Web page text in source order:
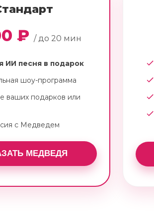
₽ / до 20 мин
ИИ песня в подарок
шоу-программа
ваших подарков или
с Медведем
МЕДВЕДЯ